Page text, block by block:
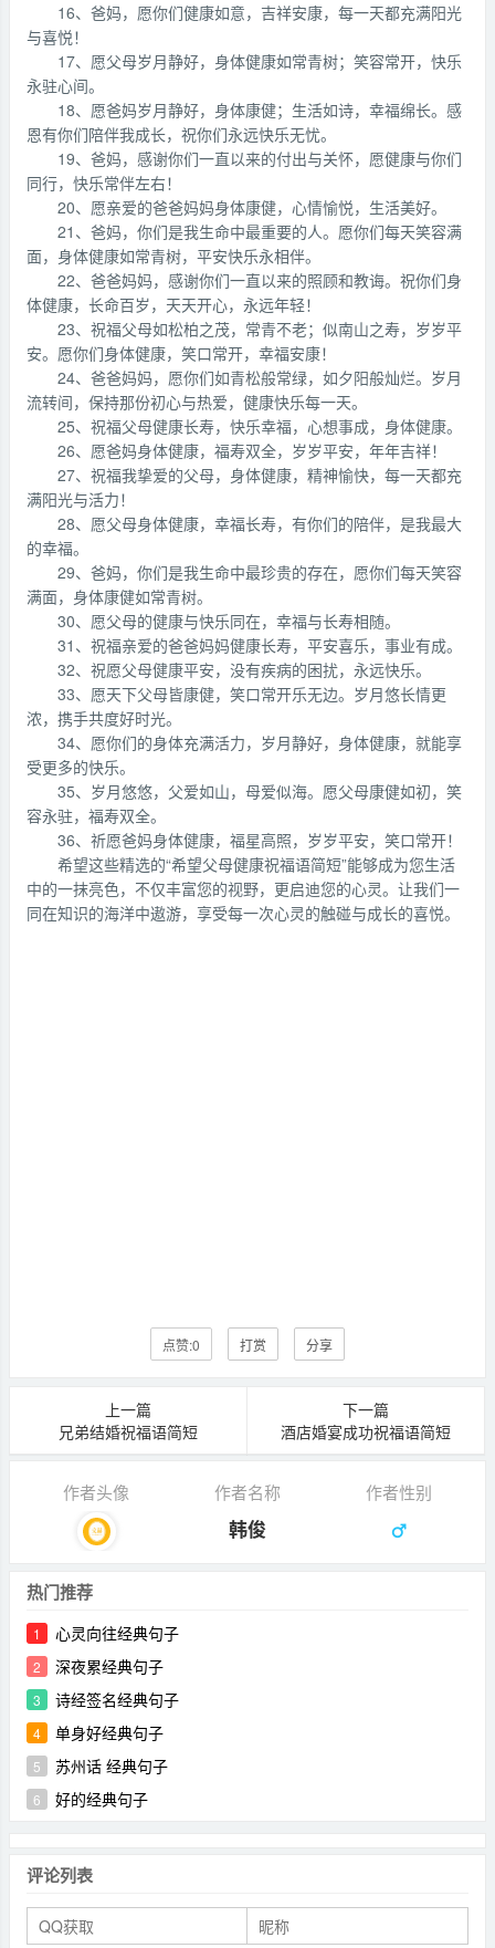
16、爸妈，愿你们健康如意，吉祥安康，每一天都充满阳光
与喜悦！
17、愿父母岁月静好，身体健康如常青树；笑容常开，快乐
永驻心间。
18、愿爸妈岁月静好，身体康健；生活如诗，幸福绵长。感
恩有你们陪伴我成长，祝你们永远快乐无忧。
19、爸妈，感谢你们一直以来的付出与关怀，愿健康与你们
同行，快乐常伴左右！
20、愿亲爱的爸爸妈妈身体康健，心情愉悦，生活美好。
21、爸妈，你们是我生命中最重要的人。愿你们每天笑容满
面，身体健康如常青树，平安快乐永相伴。
22、爸爸妈妈，感谢你们一直以来的照顾和教诲。祝你们身
体健康，长命百岁，天天开心，永远年轻！
23、祝福父母如松柏之茂，常青不老；似南山之寿，岁岁平
安。愿你们身体健康，笑口常开，幸福安康！
24、爸爸妈妈，愿你们如青松般常绿，如夕阳般灿烂。岁月
流转间，保持那份初心与热爱，健康快乐每一天。
25、祝福父母健康长寿，快乐幸福，心想事成，身体健康。
26、愿爸妈身体健康，福寿双全，岁岁平安，年年吉祥！
27、祝福我挚爱的父母，身体健康，精神愉快，每一天都充
满阳光与活力！
28、愿父母身体健康，幸福长寿，有你们的陪伴，是我最大
的幸福。
29、爸妈，你们是我生命中最珍贵的存在，愿你们每天笑容
满面，身体康健如常青树。
30、愿父母的健康与快乐同在，幸福与长寿相随。
31、祝福亲爱的爸爸妈妈健康长寿，平安喜乐，事业有成。
32、祝愿父母健康平安，没有疾病的困扰，永远快乐。
33、愿天下父母皆康健，笑口常开乐无边。岁月悠长情更
浓，携手共度好时光。
34、愿你们的身体充满活力，岁月静好，身体健康，就能享
受更多的快乐。
35、岁月悠悠，父爱如山，母爱似海。愿父母康健如初，笑
容永驻，福寿双全。
36、祈愿爸妈身体健康，福星高照，岁岁平安，笑口常开！
希望这些精选的“希望父母健康祝福语简短”能够成为您生活
中的一抹亮色，不仅丰富您的视野，更启迪您的心灵。让我们一
同在知识的海洋中遨游，享受每一次心灵的触碰与成长的喜悦。
点赞:0 打赏 分享
上一篇
兄弟结婚祝福语简短
下一篇
酒店婚宴成功祝福语简短
作者头像 作者名称 作者性别
韩俊
热门推荐
1 心灵向往经典句子
2 深夜累经典句子
3 诗经签名经典句子
4 单身好经典句子
5 苏州话 经典句子
6 好的经典句子
评论列表